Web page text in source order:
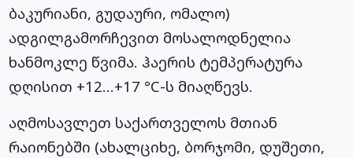
ბაკურიანი, გუდაური, ომალო)
ადგილგამორჩევით მოსალოდნელია
ხანმოკლე წვიმა. ჰაერის ტემპერატურა
დღისით +12…+17 °C-ს მიაღწევს.
აღმოსავლეთ საქართველოს მთიან
რაიონებში (ახალციხე, ბორჯომი, დუშეთი,